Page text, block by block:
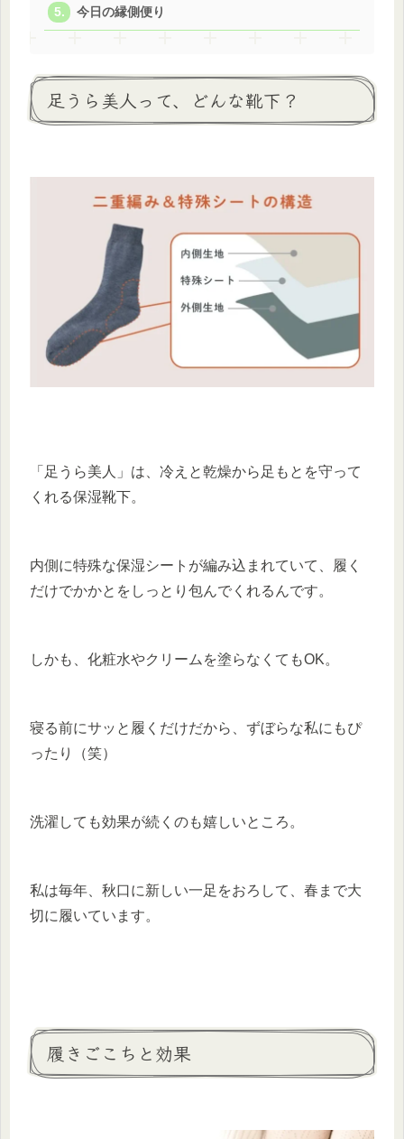
今日の縁側便り
足うら美人って、どんな靴下？
「足うら美人」は、冷えと乾燥から足もとを守って
くれる保湿靴下。
内側に特殊な保湿シートが編み込まれていて、履く
だけでかかとをしっとり包んでくれるんです。
しかも、化粧水やクリームを塗らなくてもOK。
寝る前にサッと履くだけだから、ずぼらな私にもぴ
ったり（笑）
洗濯しても効果が続くのも嬉しいところ。
私は毎年、秋口に新しい一足をおろして、春まで大
切に履いています。
履きごこちと効果